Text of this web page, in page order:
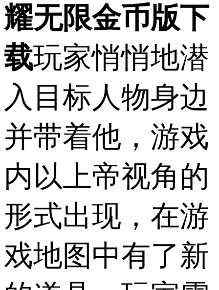
耀无限金币版下
载玩家悄悄地潜
入目标人物身边
并带着他，游戏
内以上帝视角的
形式出现，在游
戏地图中有了新